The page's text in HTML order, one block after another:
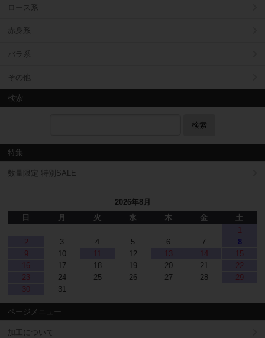
ロース系
赤身系
バラ系
その他
検索
検索
特集
数量限定 特別SALE
2026年8月
日
月 火 水 木 金
土
1
2
3 4 5 6 7
8
9
10 11 12 13 14
15
16
17 18 19 20 21
22
23
24 25 26 27 28
29
30
31
ページメニュー
加工について